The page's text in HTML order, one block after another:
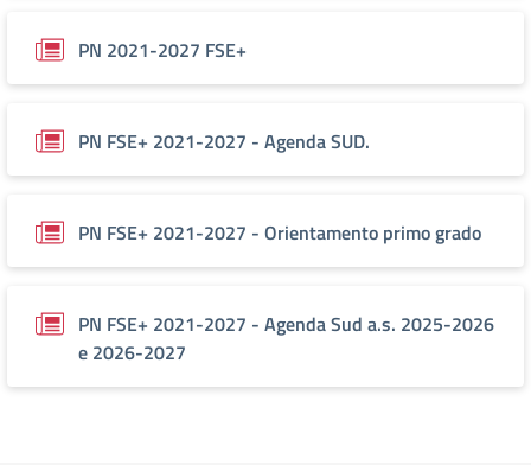
PN 2021-2027 FSE+
PN FSE+ 2021-2027 - Agenda SUD.
PN FSE+ 2021-2027 - Orientamento primo grado
PN FSE+ 2021-2027 - Agenda Sud a.s. 2025-2026
e 2026-2027